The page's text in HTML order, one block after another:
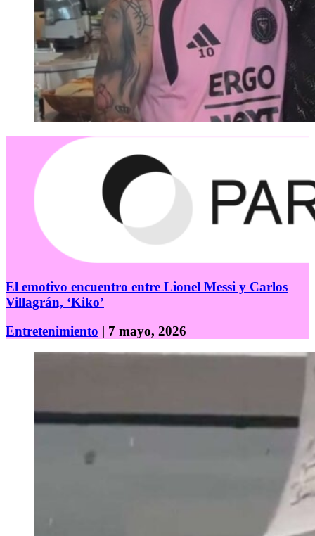
El emotivo encuentro entre Lionel Messi y Carlos
Villagrán, ‘Kiko’
Entretenimiento | 7 mayo, 2026